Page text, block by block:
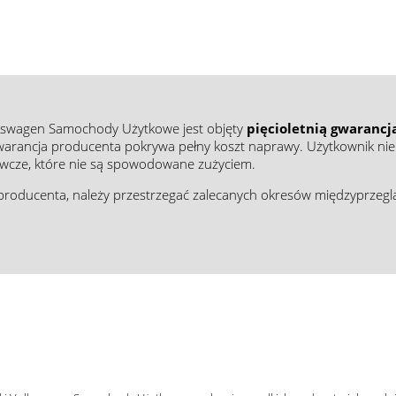
Samochody Użytkowe jest objęty pięcioletnią
producenta pokrywa pełny koszt naprawy. Użytkownik
które nie są spowodowane zużyciem.
należy przestrzegać zalecanych okresów